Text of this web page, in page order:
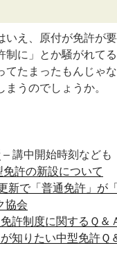
いえ、原付が免許が
制に」とか騒がれて
てたまったもんじゃ
うのでしょうか。
– 講中開始時刻なども
許の新設について
新で「普通免許」が
協会
許制度に関するＱ＆
知りたい中型免許Ｑ